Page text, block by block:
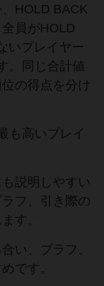
HOLD BACK
員がHOLD
いプレイヤー
。同じ合計値
の得点を分け
も高いプレイ
説明しやすい
フ、引き際の
す。
い、ブラフ、
です。